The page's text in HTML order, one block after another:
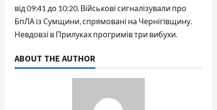
від 09:41 до 10:20. Військові сигналізували про
БпЛА із Сумщини, спрямовані на Чернігівщину.
Невдовзі в Прилуках прогримів три вибухи.
ABOUT THE AUTHOR